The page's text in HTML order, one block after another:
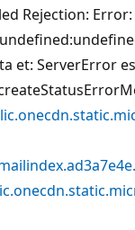
Rejection: Error:
et: ServerError